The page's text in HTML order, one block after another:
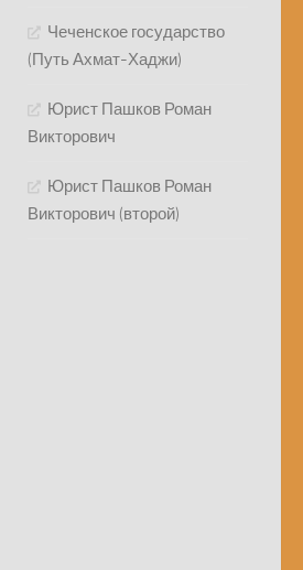
Чеченское государство
(Путь Ахмат-Хаджи)
Юрист Пашков Роман
Викторович
Юрист Пашков Роман
Викторович (второй)